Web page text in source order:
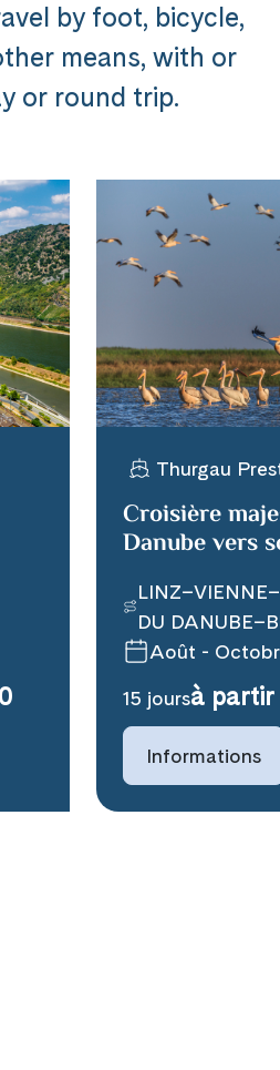
senden
not exist in
by foot, bicycle,
means, with or
or round trip.
Thurgau
Croisière
Danube vers
DU
Août -
15 joursà partir
Informations